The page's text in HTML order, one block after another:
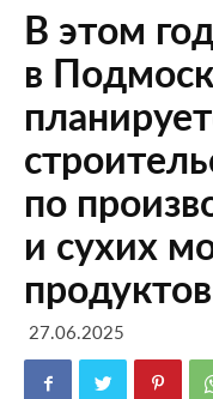
В этом
в
по
и сухих
продуктов
27.06.2025